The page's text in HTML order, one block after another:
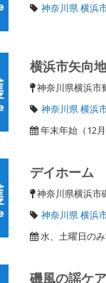
神奈川県 横浜
横浜市矢向
神奈川県横浜市
神奈川県 横浜
年末年始（12
デイホーム
神奈川県横浜市
神奈川県 横浜
水、土曜日の
磯風の謡ケ